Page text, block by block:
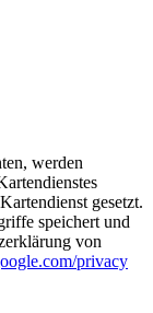
werden
gesetzt.
speichert und
von
privacy